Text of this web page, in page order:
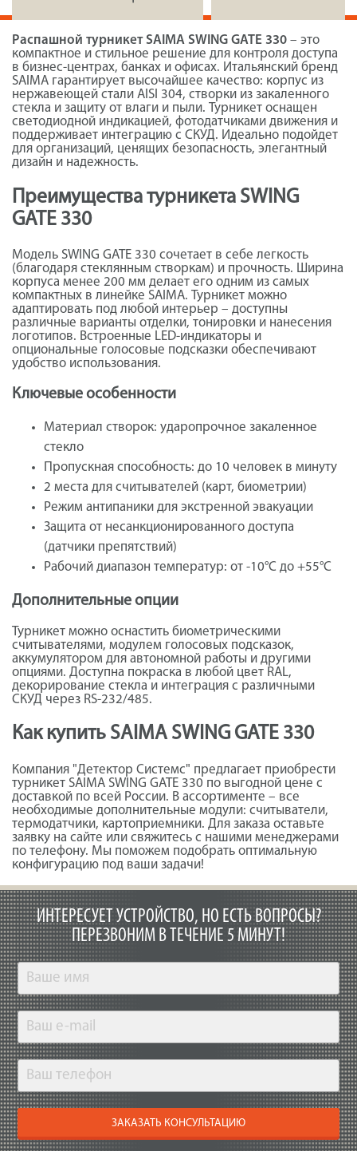
Распашной турникет SAIMA SWING GATE 330 – это
компактное и стильное решение для контроля доступа
в бизнес-центрах, банках и офисах. Итальянский бренд
SAIMA гарантирует высочайшее качество: корпус из
нержавеющей стали AISI 304, створки из закаленного
стекла и защиту от влаги и пыли. Турникет оснащен
светодиодной индикацией, фотодатчиками движения и
поддерживает интеграцию с СКУД. Идеально подойдет
для организаций, ценящих безопасность, элегантный
дизайн и надежность.
Преимущества турникета SWING
GATE 330
Модель SWING GATE 330 сочетает в себе легкость
(благодаря стеклянным створкам) и прочность. Ширина
корпуса менее 200 мм делает его одним из самых
компактных в линейке SAIMA. Турникет можно
адаптировать под любой интерьер – доступны
различные варианты отделки, тонировки и нанесения
логотипов. Встроенные LED-индикаторы и
опциональные голосовые подсказки обеспечивают
удобство использования.
Ключевые особенности
Материал створок: ударопрочное закаленное
стекло
Пропускная способность: до 10 человек в минуту
2 места для считывателей (карт, биометрии)
Режим антипаники для экстренной эвакуации
Защита от несанкционированного доступа
(датчики препятствий)
Рабочий диапазон температур: от -10°C до +55°C
Дополнительные опции
Турникет можно оснастить биометрическими
считывателями, модулем голосовых подсказок,
аккумулятором для автономной работы и другими
опциями. Доступна покраска в любой цвет RAL,
декорирование стекла и интеграция с различными
СКУД через RS-232/485.
Как купить SAIMA SWING GATE 330
Компания "Детектор Системс" предлагает приобрести
турникет SAIMA SWING GATE 330 по выгодной цене с
доставкой по всей России. В ассортименте – все
необходимые дополнительные модули: считыватели,
термодатчики, картоприемники. Для заказа оставьте
заявку на сайте или свяжитесь с нашими менеджерами
по телефону. Мы поможем подобрать оптимальную
конфигурацию под ваши задачи!
ИНТЕРЕСУЕТ УСТРОЙСТВО, НО ЕСТЬ ВОПРОСЫ?
ПЕРЕЗВОНИМ В ТЕЧЕНИЕ 5 МИНУТ!
ЗАКАЗАТЬ КОНСУЛЬТАЦИЮ